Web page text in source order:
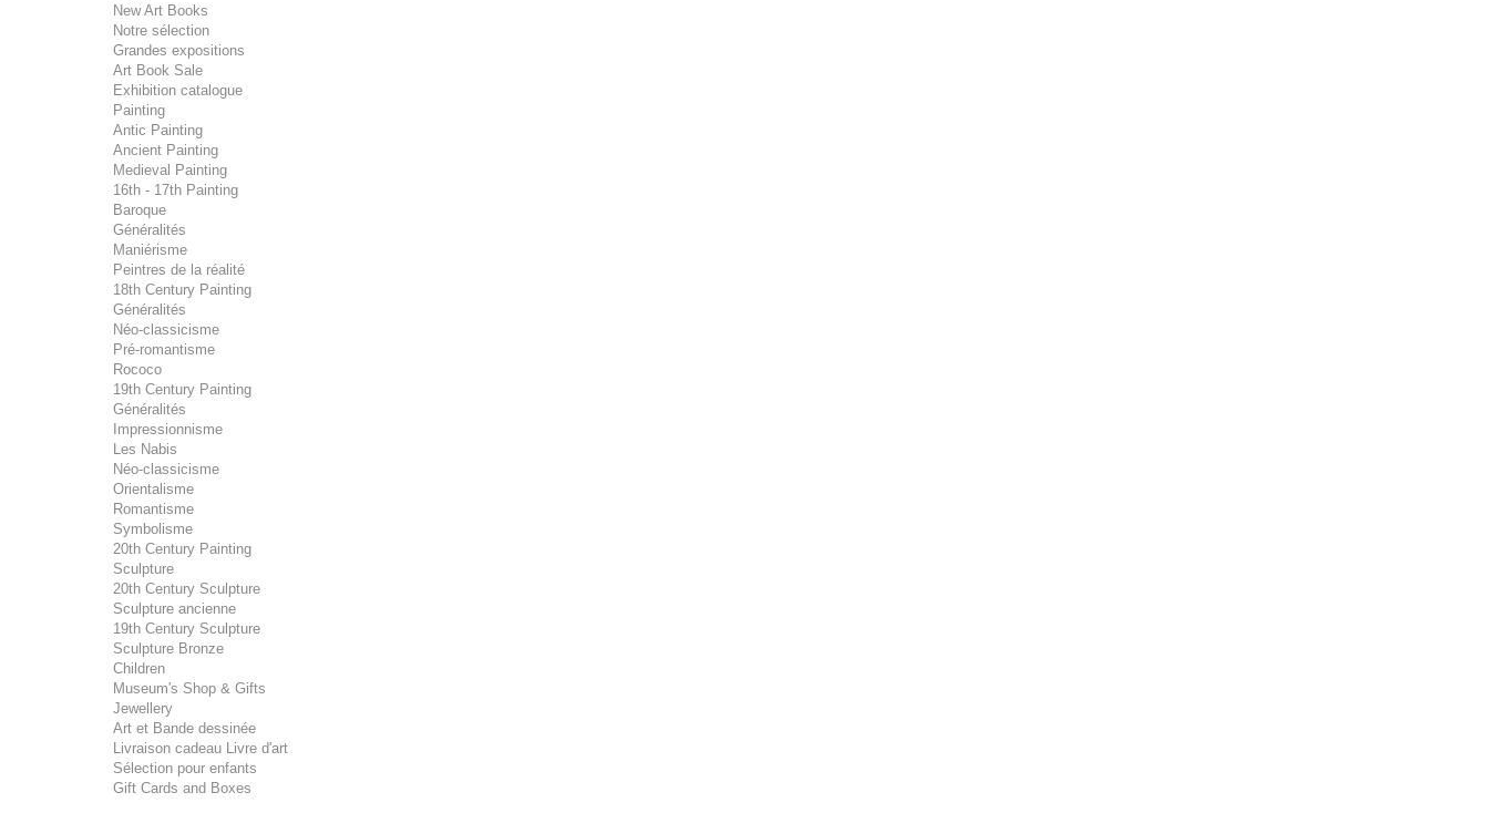
New Art Books
Notre sélection
Grandes expositions
Art Book Sale
Exhibition catalogue
Painting
Antic Painting
Ancient Painting
Medieval Painting
16th - 17th Painting
Baroque
Généralités
Maniérisme
Peintres de la réalité
18th Century Painting
Généralités
Néo-classicisme
Pré-romantisme
Rococo
19th Century Painting
Généralités
Impressionnisme
Les Nabis
Néo-classicisme
Orientalisme
Romantisme
Symbolisme
20th Century Painting
Sculpture
20th Century Sculpture
Sculpture ancienne
19th Century Sculpture
Sculpture Bronze
Children
Museum's Shop & Gifts
Jewellery
Art et Bande dessinée
Livraison cadeau Livre d'art
Sélection pour enfants
Gift Cards and Boxes